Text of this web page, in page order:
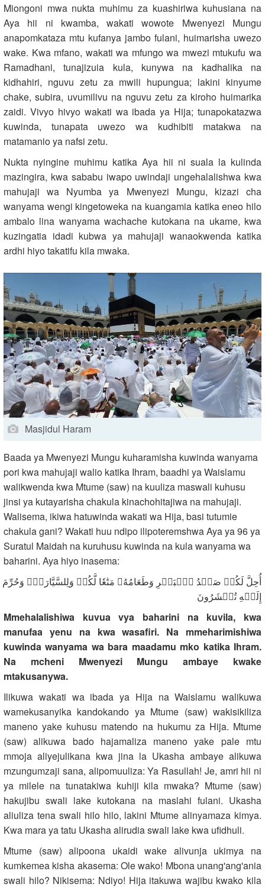
Miongoni mwa nukta muhimu za kuashiriwa kuhusiana na
Aya hii ni kwamba, wakati wowote Mwenyezi Mungu
anapomkataza mtu kufanya jambo fulani, huimarisha uwezo
wake. Kwa mfano, wakati wa mfungo wa mwezi mtukufu wa
Ramadhani, tunajizuia kula, kunywa na kadhalika na
kidhahiri, nguvu zetu za mwili hupungua; lakini kinyume
chake, subira, uvumilivu na nguvu zetu za kiroho huimarika
zaidi. Vivyo hivyo wakati wa ibada ya Hija; tunapokatazwa
kuwinda, tunapata uwezo wa kudhibiti matakwa na
matamanio ya nafsi zetu.
Nukta nyingine muhimu katika Aya hii ni suala la kulinda
mazingira, kwa sababu iwapo uwindaji ungehalalishwa kwa
mahujaji wa Nyumba ya Mwenyezi Mungu, kizazi cha
wanyama wengi kingetoweka na kuangamia katika eneo hilo
ambalo lina wanyama wachache kutokana na ukame, kwa
kuzingatia idadi kubwa ya mahujaji wanaokwenda katika
ardhi hiyo takatifu kila mwaka.
Masjidul Haram
Baada ya Mwenyezi Mungu kuharamisha kuwinda wanyama
pori kwa mahujaji walio katika Ihram, baadhi ya Waislamu
walikwenda kwa Mtume (saw) na kuuliza maswali kuhusu
jinsi ya kutayarisha chakula kinachohitajiwa na mahujaji.
Walisema, ikiwa hatuwinda wakati wa Hija, basi tutumie
chakula gani? Wakati huu ndipo ilipoteremshwa Aya ya 96 ya
Suratul Maidah na kuruhusu kuwinda na kula wanyama wa
baharini. Aya hiyo inasema:
أُحِلَّ لَكُمۡ صَيۡدُ ٱلۡبَحۡرِ وَطَعَامُهُۥ مَتَٰعٗا لَّكُمۡ وَلِلسَّيَّارَةِۖ
إِلَيۡهِ تُحۡشَرُونَ
Mmehalalishiwa kuvua vya baharini na kuvila, kwa
manufaa yenu na kwa wasafiri. Na mmeharimishiwa
kuwinda wanyama wa bara maadamu mko katika Ihram.
Na mcheni Mwenyezi Mungu ambaye kwake
mtakusanywa.
Ilikuwa wakati wa ibada ya Hija na Waislamu walikuwa
wamekusanyika kandokando ya Mtume (saw) wakisikiliza
maneno yake kuhusu matendo na hukumu za Hija. Mtume
(saw) alikuwa bado hajamaliza maneno yake pale mtu
mmoja aliyejulikana kwa jina la Ukasha ambaye alikuwa
mzungumzaji sana, alipomuuliza: Ya Rasullah! Je, amri hii ni
ya milele na tunatakiwa kuhiji kila mwaka? Mtume (saw)
hakujibu swali lake kutokana na maslahi fulani. Ukasha
aliuliza tena swali hilo hilo, lakini Mtume alinyamaza kimya.
Kwa mara ya tatu Ukasha alirudia swali lake kwa ufidhuli.
Mtume (saw) alipoona ukaidi wake alivunja ukimya na
kumkemea kisha akasema: Ole wako! Mbona unang'ang'ania
swali hilo? Nikisema: Ndiyo! Hija itakuwa wajibu kwako kila